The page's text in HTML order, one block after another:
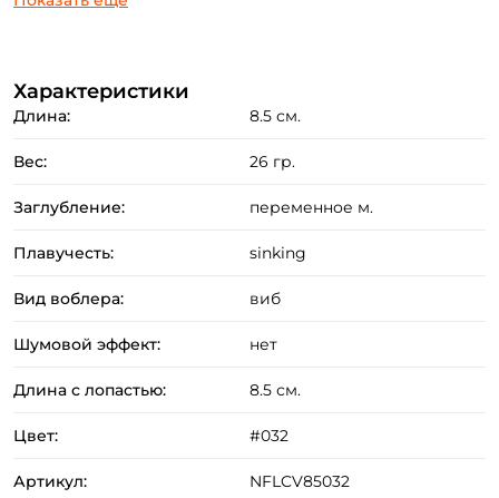
Используйте их для вертикальной подледной ловли
судака, щуки, прудовой форели и окуня. Ловите
джиговой или равномерной проводкой.
Экспериментируйте. Идите к трофеям вместе с нами
Характеристики
Длина: 8.5 см.
Вес: 26 гр.
Заглубление: переменное м.
Плавучесть: sinking
Вид воблера: виб
Шумовой эффект: нет
Длина с лопастью: 8.5 см.
Цвет: #032
Артикул: NFLCV85032
Создать аккаунт
Email: *